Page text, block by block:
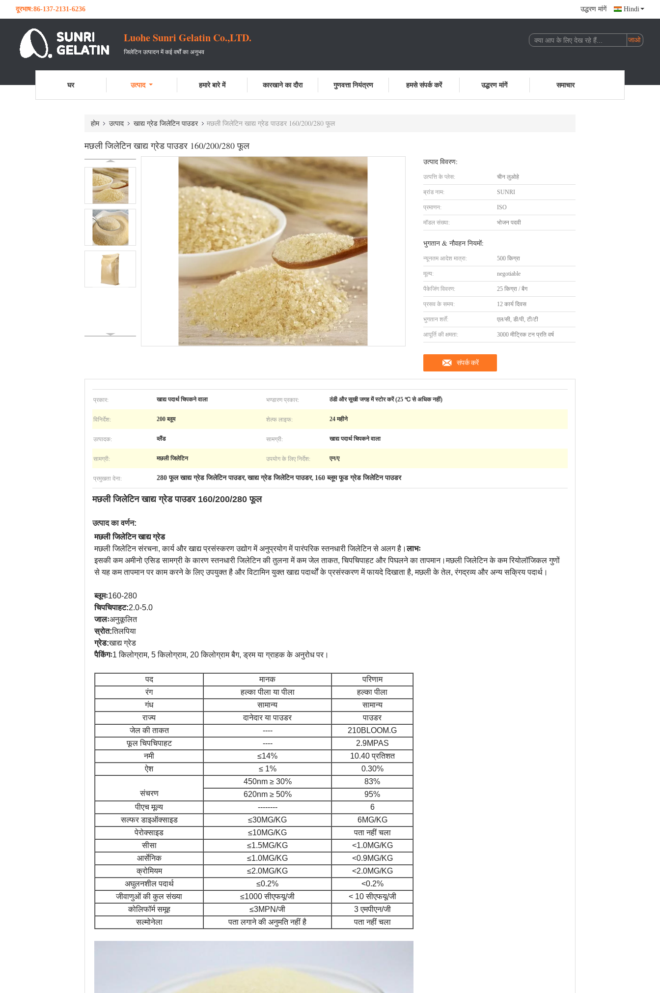
दूरभाष:86-137-2131-6236 उद्धरण मांगें Hindi
Luohe Sunri Gelatin Co.,LTD.
जिलेटिन उत्पादन में कई वर्षों का अनुभव
घर उत्पाद हमारे बारे में कारखाने का दौरा गुणवत्ता नियंत्रण हमसे संपर्क करें उद्धरण मांगें समाचार
होम उत्पाद खाद्य ग्रेड जिलेटिन पाउडर मछली जिलेटिन खाद्य ग्रेड पाउडर 160/200/280 फूल
मछली जिलेटिन खाद्य ग्रेड पाउडर 160/200/280 फूल
उत्पाद विवरण:
उत्पत्ति के प्लेस: चीन लुओहे
ब्रांड नाम: SUNRI
प्रमाणन: ISO
मॉडल संख्या: भोजन पदवी
भुगतान & नौवहन नियमों:
न्यूनतम आदेश मात्रा: 500 किग्रा
मूल्य: negotiable
पैकेजिंग विवरण: 25 किग्रा / बैग
प्रसव के समय: 12 कार्य दिवस
भुगतान शर्तें: एल/सी, डी/पी, टी/टी
आपूर्ति की क्षमता: 3000 मीट्रिक टन प्रति वर्ष
संपर्क करें
प्रकार: खाद्य पदार्थ चिपकने वाला भण्डारण प्रकार: ठंडी और सूखी जगह में स्टोर करें (25 ℃ से अधिक नहीं)
विनिर्देश: 200 ब्लूम शेल्फ लाइफ: 24 महीने
उत्पादक: व्लैंड सामग्री: खाद्य पदार्थ चिपकने वाला
सामग्री: मछली जिलेटिन उपयोग के लिए निर्देश: एन/ए
प्रमुखता देना: 280 फूल खाद्य ग्रेड जिलेटिन पाउडर,खाद्य ग्रेड जिलेटिन पाउडर, 160 ब्लूम फूड ग्रेड जिलेटिन पाउडर
मछली जिलेटिन खाद्य ग्रेड पाउडर 160/200/280 फूल
उत्पाद का वर्णन:
मछली जिलेटिन खाद्य ग्रेड
मछली जिलेटिन संरचना, कार्य और खाद्य प्रसंस्करण उद्योग में अनुप्रयोग में पारंपरिक स्तनधारी जिलेटिन से अलग है।लाभः
इसकी कम अमीनो एसिड सामग्री के कारण स्तनधारी जिलेटिन की तुलना में कम जेल ताकत, चिपचिपाहट और पिघलने का तापमान।मछली जिलेटिन के कम रियोलॉजिकल गुणों
से यह कम तापमान पर काम करने के लिए उपयुक्त है और विटामिन युक्त खाद्य पदार्थों के प्रसंस्करण में फायदे दिखाता है, मछली के तेल, रंगद्रव्य और अन्य सक्रिय पदार्थ।
ब्लूमः160-280
चिपचिपाहट:2.0-5.0
जालःअनुकूलित
स्रोत:तिलपिया
ग्रेड:खाद्य ग्रेड
पैकिंगः1 किलोग्राम, 5 किलोग्राम, 20 किलोग्राम बैग, ड्रम या ग्राहक के अनुरोध पर।
पद मानक
परिणाम
रंग
हल्का पीला या पीला
हल्का पीला
गंध
सामान्य
सामान्य
राज्य
दानेदार या पाउडर
पाउडर
जेल की ताकत
----
210BLOOM.G
फूल चिपचिपाहट
----
2.9MPAS
नमी
≤14%
10.40 प्रतिशत
ऐश
≤ 1% 0.30%
संचरण
450nm ≥ 30%
83%
620nm ≥ 50%
95%
पीएच मूल्य
--------
6
सल्फर डाइऑक्साइड
≤30MG/KG
6MG/KG
पेरोक्साइड
≤10MG/KG
पता नहीं चला
सीसा
≤1.5MG/KG
<1.0MG/KG
आर्सेनिक
≤1.0MG/KG
<0.9MG/KG
क्रोमियम
≤2.0MG/KG
<2.0MG/KG
अघुलनशील पदार्थ
≤0.2%
<0.2%
जीवाणुओं की कुल संख्या
≤1000 सीएफयू/जी
< 10 सीएफयू/जी
कोलिफॉर्म समूह
≤3MPN/जी
3 एमपीएन/जी
सल्मोनेला
पता लगाने की अनुमति नहीं है पता नहीं चला